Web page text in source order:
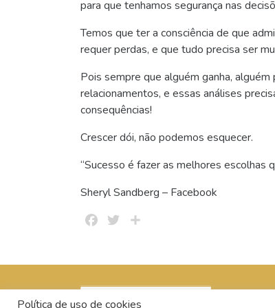
para que tenhamos segurança nas
Temos que ter a consciência de que
requer perdas, e que tudo precisa ser
Pois sempre que alguém ganha,
relacionamentos, e essas análises
consequências!
Crescer dói, não podemos esquecer.
“Sucesso é fazer as melhores escolhas
Sheryl Sandberg – Facebook
FacebookTwitter
Política de uso de cookies